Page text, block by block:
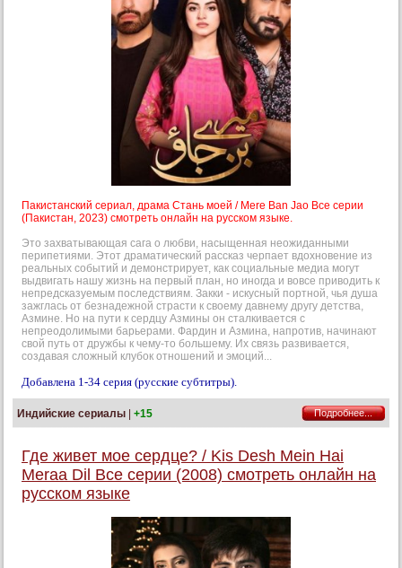
Пакистанский сериал, драма Стань моей / Mere Ban Jao Все серии
(Пакистан, 2023) смотреть онлайн на русском языке.
Это захватывающая сага о любви, насыщенная неожиданными
перипетиями. Этот драматический рассказ черпает вдохновение из
реальных событий и демонстрирует, как социальные медиа могут
выдвигать нашу жизнь на первый план, но иногда и вовсе приводить к
непредсказуемым последствиям. Закки - искусный портной, чья душа
зажглась от безнадежной страсти к своему давнему другу детства,
Азмине. Но на пути к сердцу Азмины он сталкивается с
непреодолимыми барьерами. Фардин и Азмина, напротив, начинают
свой путь от дружбы к чему-то большему. Их связь развивается,
создавая сложный клубок отношений и эмоций...
Добавлена 1-34 серия (русские субтитры).
Индийские сериалы +15 Подробнее...
Где живет мое сердце? / Kis Desh Mein Hai
Meraa Dil Все серии (2008) смотреть онлайн на
русском языке